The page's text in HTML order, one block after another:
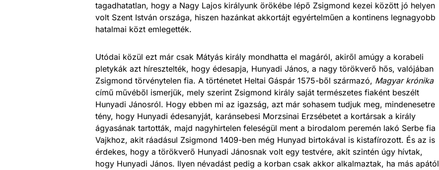
tagadhatatlan, hogy a Nagy Lajos királyunk örökébe lépő Zsigmond kezei között jó helyen
volt Szent István országa, hiszen hazánkat akkortájt egyértelműen a kontinens legnagyobb
hatalmai közt emlegették.
Utódai közül ezt már csak Mátyás király mondhatta el magáról, akiről amúgy a korabeli
pletykák azt híresztelték, hogy édesapja, Hunyadi János, a nagy törökverő hős, valójában
Zsigmond törvénytelen fia. A történetet Heltai Gáspár 1575-ből származó, Magyar krónika
című művéből ismerjük, mely szerint Zsigmond király saját természetes fiaként beszélt
Hunyadi Jánosról. Hogy ebben mi az igazság, azt már sohasem tudjuk meg, mindenesetre
tény, hogy Hunyadi édesanyját, karánsebesi Morzsinai Erzsébetet a kortársak a király
ágyasának tartották, majd nagyhirtelen feleségül ment a birodalom peremén lakó Serbe fia
Vajkhoz, akit ráadásul Zsigmond 1409-ben még Hunyad birtokával is kistafírozott. És az is
érdekes, hogy a törökverő Hunyadi Jánosnak volt egy testvére, akit szintén úgy hívtak,
hogy Hunyadi János. Ilyen névadást pedig a korban csak akkor alkalmaztak, ha más apától